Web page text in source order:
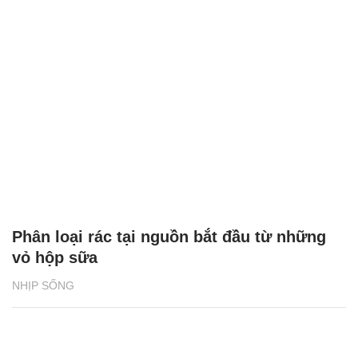
NHỊP SỐNG
Phân loại rác tại nguồn bắt đầu từ những
vỏ hộp sữa